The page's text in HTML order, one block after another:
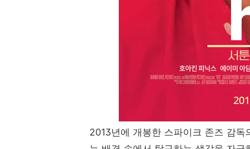
2013년에 개봉한 스파이크 존즈 감